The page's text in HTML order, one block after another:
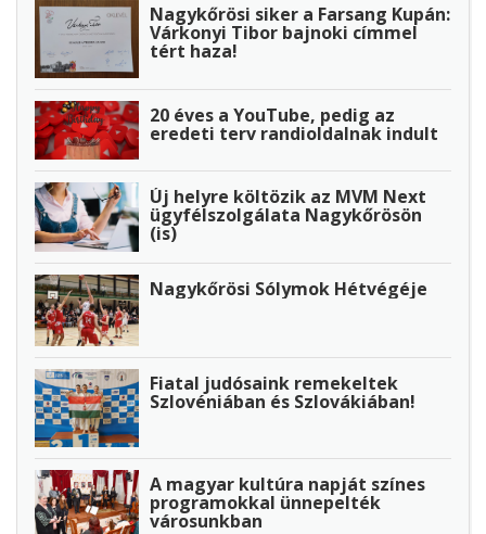
Nagykőrösi siker a Farsang Kupán:
Várkonyi Tibor bajnoki címmel
tért haza!
20 éves a YouTube, pedig az
eredeti terv randioldalnak indult
Új helyre költözik az MVM Next
ügyfélszolgálata Nagykőrösön
(is)
Nagykőrösi Sólymok Hétvégéje
Fiatal judósaink remekeltek
Szlovéniában és Szlovákiában!
A magyar kultúra napját színes
programokkal ünnepelték
városunkban